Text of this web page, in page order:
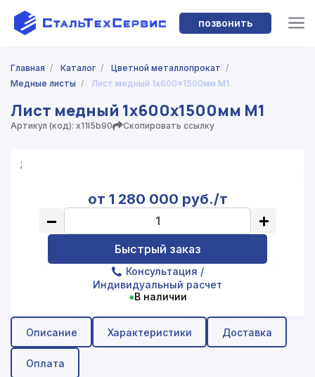
позвонить
Главная / Каталог / Цветной металлопрокат /
Медные листы / Лист медный 1x600x1500мм М1
Лист медный 1x600x1500мм М1
Артикул (код): x11l5b90 Скопировать ссылку
;
от 1 280 000 руб./т
− +
Быстрый заказ
Консультация /
Индивидуальный расчет
●В наличии
Описание Характеристики Доставка
Оплата